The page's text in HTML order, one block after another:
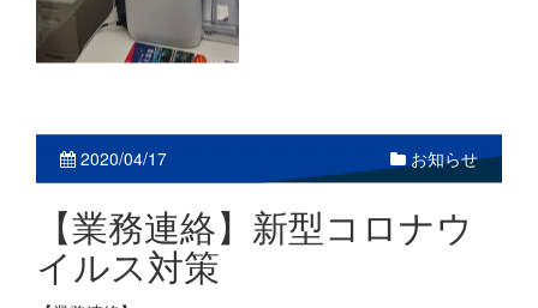
2020/04/17 お知らせ
【業務連絡】新型コロナウ
イルス対策